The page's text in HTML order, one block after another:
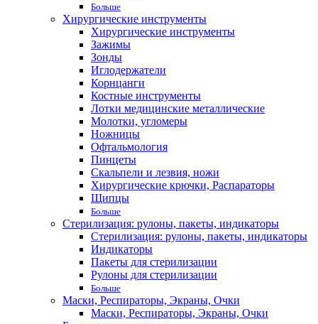
Больше
Хирургические инструменты
Хирургические инструменты
Зажимы
Зонды
Иглодержатели
Корнцанги
Костные инструменты
Лотки медицинские металлические
Молотки, угломеры
Ножницы
Офтальмология
Пинцеты
Скальпели и лезвия, ножи
Хирургические крючки, Распараторы
Щипцы
Больше
Стерилизация: рулоны, пакеты, индикаторы
Стерилизация: рулоны, пакеты, индикаторы
Индикаторы
Пакеты для стерилизации
Рулоны для стерилизации
Больше
Маски, Респираторы, Экраны, Очки
Маски, Респираторы, Экраны, Очки